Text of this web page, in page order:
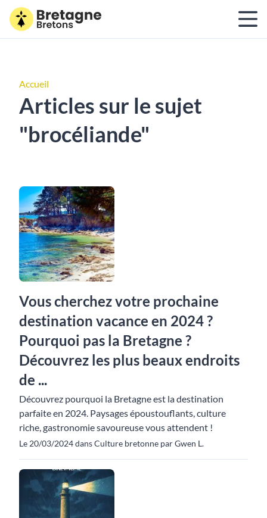
Accueil
Articles sur le sujet
"brocéliande"
Vous cherchez votre prochaine
destination vacance en 2024 ?
Pourquoi pas la Bretagne ?
Découvrez les plus beaux endroits
de ...
Découvrez pourquoi la Bretagne est la destination
parfaite en 2024. Paysages époustouflants, culture
riche, gastronomie savoureuse vous attendent !
Le 20/03/2024 dans Culture bretonne par Gwen L.